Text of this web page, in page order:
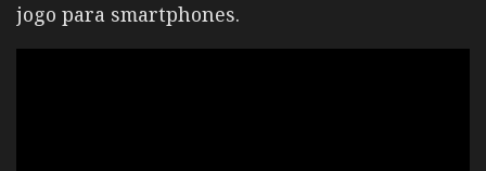
jogo para smartphones.